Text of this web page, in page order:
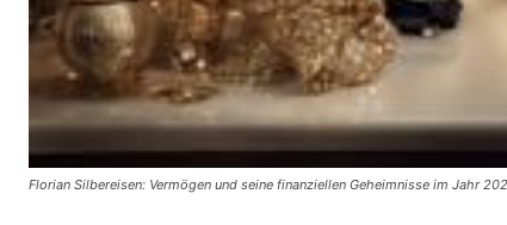
Florian Silbereisen: Vermögen und seine finanziellen Geheimnisse im Jahr